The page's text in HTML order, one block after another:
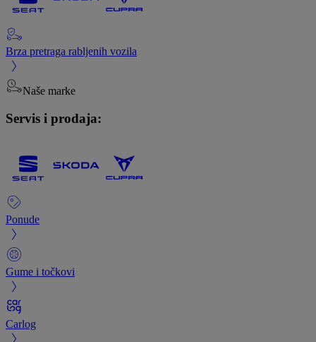
Brza pretraga rabljenih vozila
Naše marke
Servis i prodaja:
Ponude
Gume i točkovi
Carlog